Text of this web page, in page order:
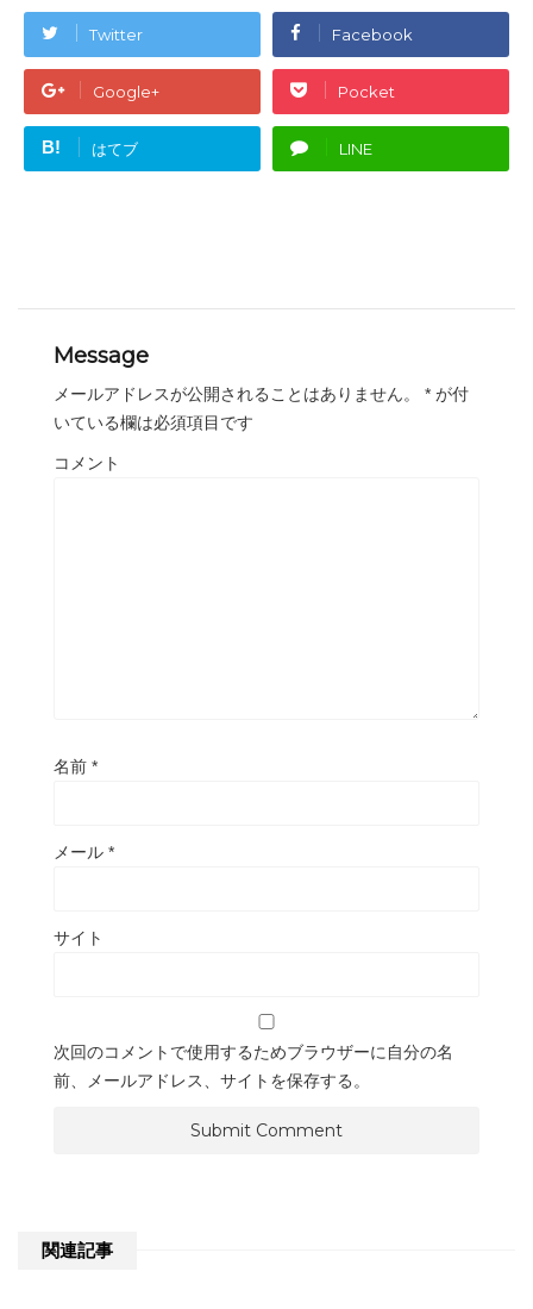
Twitter Facebook
Google+ Pocket
B! はてブ LINE
Message
メールアドレスが公開されることはありません。 * が付
いている欄は必須項目です
コメント
名前 *
メール *
サイト
次回のコメントで使用するためブラウザーに自分の名
前、メールアドレス、サイトを保存する。
関連記事